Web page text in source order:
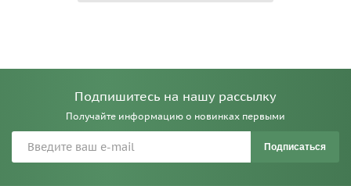
Подпишитесь на нашу рассылку
Получайте информацию о новинках первыми
Подписаться